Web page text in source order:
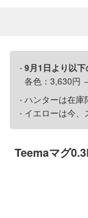
9月1日より以下
各色：3,630円
ハンターは在庫
イエローは今、
Teemaマグ